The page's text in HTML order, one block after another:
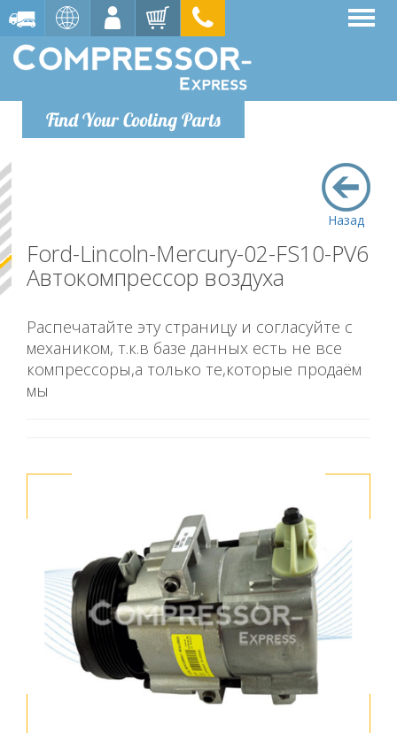
Find Your Cooling Parts
Назад
Ford-Lincoln-Mercury-02-FS10-PV6
Автокомпрессор воздуха
Распечатайте эту страницу и согласуйте с
механиком, т.к.в базе данных есть не все
компрессоры,а только те,которые продаём
мы